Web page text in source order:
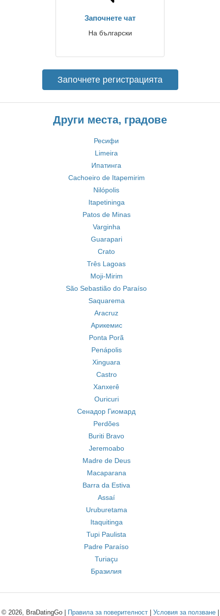
Започнете чат
На български
Започнете регистрацията
Други места, градове
Ресифи
Limeira
Ипатинга
Cachoeiro de Itapemirim
Nilópolis
Itapetininga
Patos de Minas
Varginha
Guarapari
Crato
Três Lagoas
Moji-Mirim
São Sebastião do Paraíso
Saquarema
Aracruz
Арикемис
Ponta Porã
Penápolis
Xinguara
Castro
Xanxerê
Ouricuri
Сенадор Гиомард
Perdões
Buriti Bravo
Jeremoabo
Madre de Deus
Macaparana
Barra da Estiva
Assaí
Uruburetama
Itaquitinga
Tupi Paulista
Padre Paraíso
Turiaçu
Бразилия
© 2026, BraDatingGo | Правила за поверителност| Условия за ползване|